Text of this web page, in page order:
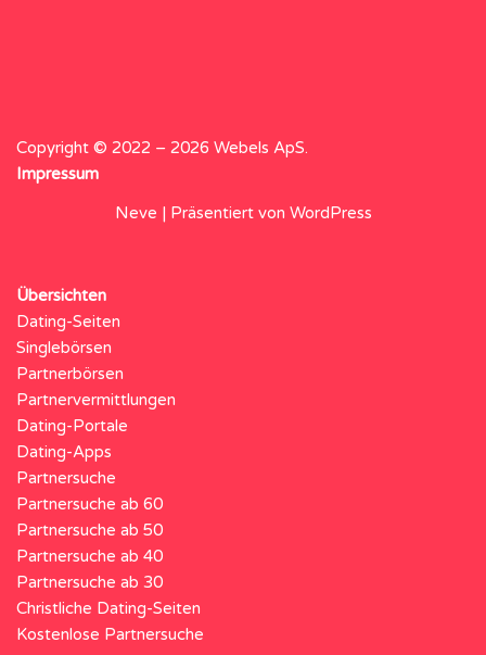
Copyright © 2022 – 2026 Webels ApS.
Impressum
Neve | Präsentiert von WordPress
Übersichten
Dating-Seiten
Singlebörsen
Partnerbörsen
Partnervermittlungen
Dating-Portale
Dating-Apps
Partnersuche
Partnersuche ab 60
Partnersuche ab 50
Partnersuche ab 40
Partnersuche ab 30
Christliche Dating-Seiten
Kostenlose Partnersuche